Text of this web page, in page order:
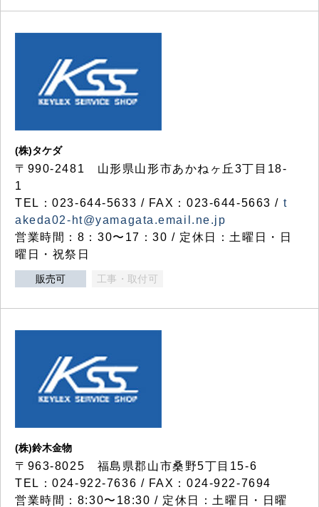
(株)タケダ
〒990-2481 山形県山形市あかねヶ丘3丁目18-
1
TEL：023-644-5633 / FAX：023-644-5663 / t
akeda02-ht@yamagata.email.ne.jp
営業時間：8：30〜17：30 / 定休日：土曜日・日
曜日・祝祭日
販売可 工事・取付可
(株)鈴木金物
〒963-8025 福島県郡山市桑野5丁目15-6
TEL：024-922-7636 / FAX：024-922-7694
営業時間：8:30〜18:30 / 定休日：土曜日・日曜